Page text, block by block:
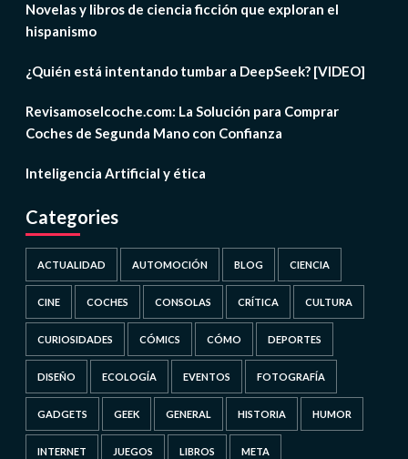
Novelas y libros de ciencia ficción que exploran el
hispanismo
¿Quién está intentando tumbar a DeepSeek? [VIDEO]
Revisamoselcoche.com: La Solución para Comprar
Coches de Segunda Mano con Confianza
Inteligencia Artificial y ética
Categories
ACTUALIDAD AUTOMOCIÓN BLOG CIENCIA
CINE COCHES CONSOLAS CRÍTICA CULTURA
CURIOSIDADES CÓMICS CÓMO DEPORTES
DISEÑO ECOLOGÍA EVENTOS FOTOGRAFÍA
GADGETS GEEK GENERAL HISTORIA HUMOR
INTERNET JUEGOS LIBROS META